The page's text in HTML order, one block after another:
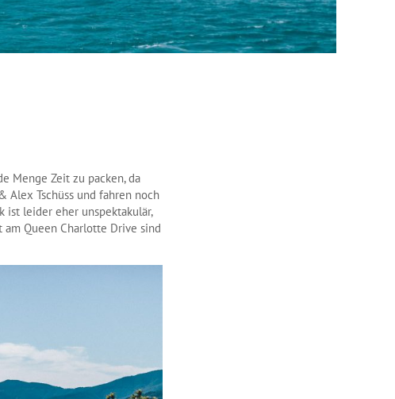
Menge Zeit zu packen, da
Alex Tschüss und fahren noch
ist leider eher unspektakulär,
Queen Charlotte Drive sind